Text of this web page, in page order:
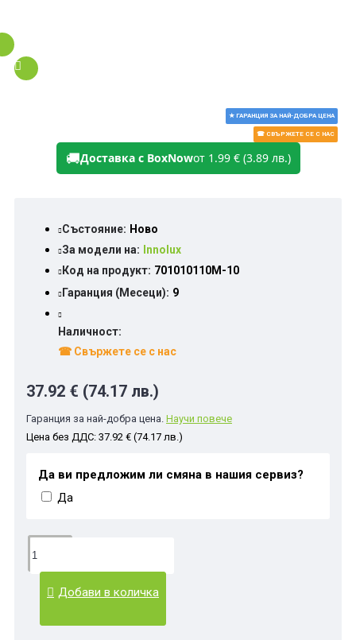
★ ГАРАНЦИЯ ЗА НАЙ-ДОБРА ЦЕНА
☎ СВЪРЖЕТЕ СЕ С НАС
🚚Доставка с BoxNowот 1.99 € (3.89 лв.)
Състояние: Ново
За модели на:
Innolux
Код на продукт: 701010110M-10
Гаранция (Месеци): 9
Наличност:
☎ Свържете се с нас
37.92 € (74.17 лв.)
Гаранция за най-добра цена. Научи повече
Цена без ДДС: 37.92 € (74.17 лв.)
Да ви предложим ли смяна в нашия сервиз?
Да
Добави в количка